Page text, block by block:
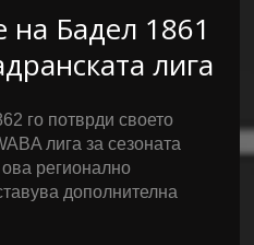
на Бадел 1861
лига
го потврди своето
лига за сезоната
регионално
дополнителна